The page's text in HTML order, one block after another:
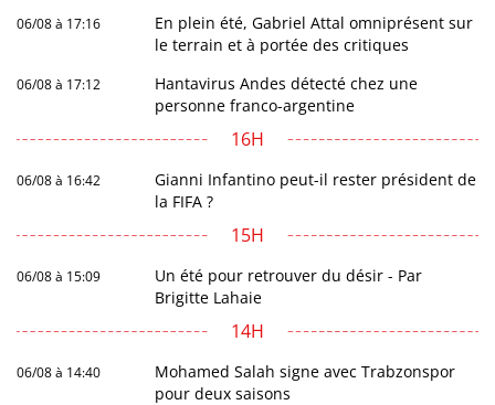
06/08 à 17:16
En plein été, Gabriel Attal omniprésent sur
le terrain et à portée des critiques
06/08 à 17:12
Hantavirus Andes détecté chez une
personne franco-argentine
16H
06/08 à 16:42
Gianni Infantino peut-il rester président de
la FIFA ?
15H
06/08 à 15:09
Un été pour retrouver du désir - Par
Brigitte Lahaie
14H
06/08 à 14:40
Mohamed Salah signe avec Trabzonspor
pour deux saisons